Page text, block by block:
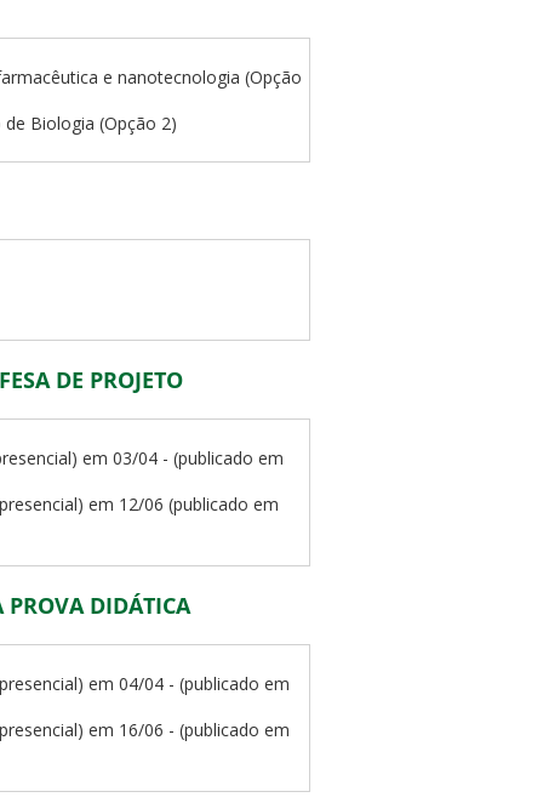
e nanotecnologia (Opção
Biologia (Opção 2)
DE PROJETO
em 03/04 - (publicado em
em 12/06 (publicado em
PROVA DIDÁTICA
em 04/04 - (publicado em
em 16/06 - (publicado em